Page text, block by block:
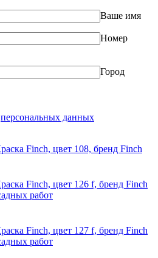
Ваше имя
Номер
Город
персональных данных